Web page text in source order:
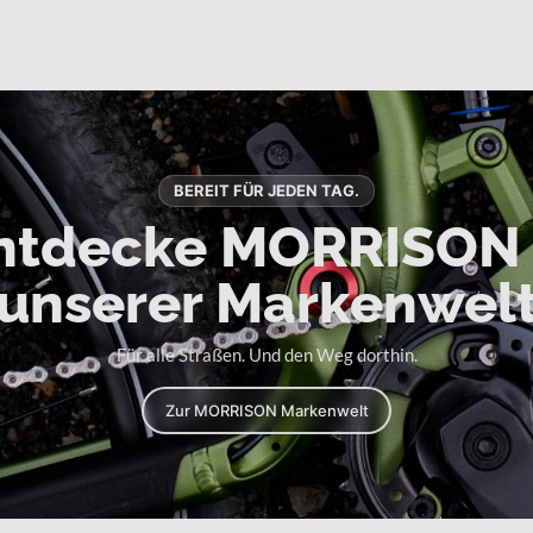
BEREIT FÜR JEDEN TAG.
Für alle Straßen. Und den Weg dorthin.
Zur MORRISON Markenwelt